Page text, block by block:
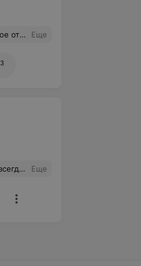
рекомендую и от всей души благодарю за помощь. Еще
помощь! Еще